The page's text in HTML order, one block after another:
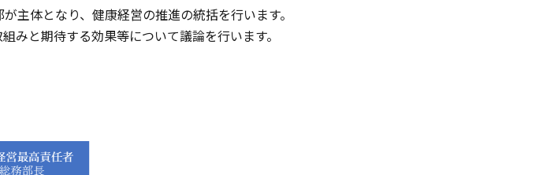
主体となり、健康経営の推進の統括を行います。
みと期待する効果等について議論を行います。